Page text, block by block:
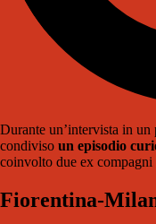
Durante un’intervista in un
condiviso un episodio
coinvolto due ex compagni
Fiorentina-